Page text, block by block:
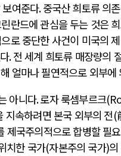
여준다.중국산 희토류 의
란드에 관심을 두는 것은
로 중단한 사건이 미국의
.전 세계 희토류 매장량의
얼마나 필연적으로 외부
아니다.로자 룩셈부르크
지속하려면 본국 외부의 전(
제국주의적으로 합병할 필
치한 국가(자본주의 국가)